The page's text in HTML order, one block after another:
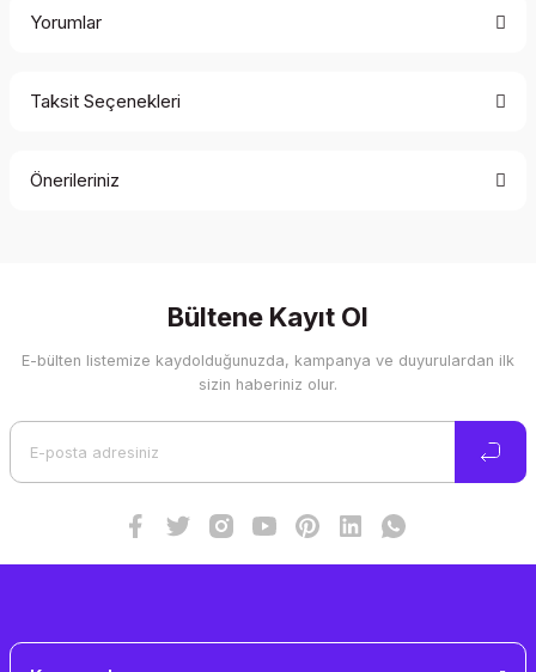
Yorumlar
Taksit Seçenekleri
Önerileriniz
Görüş ve önerileriniz için teşekkür ederiz.
Ürün resmi kalitesiz, bozuk veya görüntülenemiyor.
Bültene Kayıt Ol
E-bülten listemize kaydolduğunuzda, kampanya ve duyurulardan ilk
sizin haberiniz olur.